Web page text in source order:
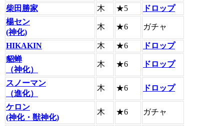
柴田勝家 木 ★5
ドロップ
楊セン
(神化)
木 ★6 ガチャ
HIKAKIN 木 ★6
ドロップ
貂蝉
（神化）
木 ★6 ドロップ
スノーマン
（進化）
木 ★6 ドロップ
ケロン
(神化・獣神化)
木 ★6 ガチャ